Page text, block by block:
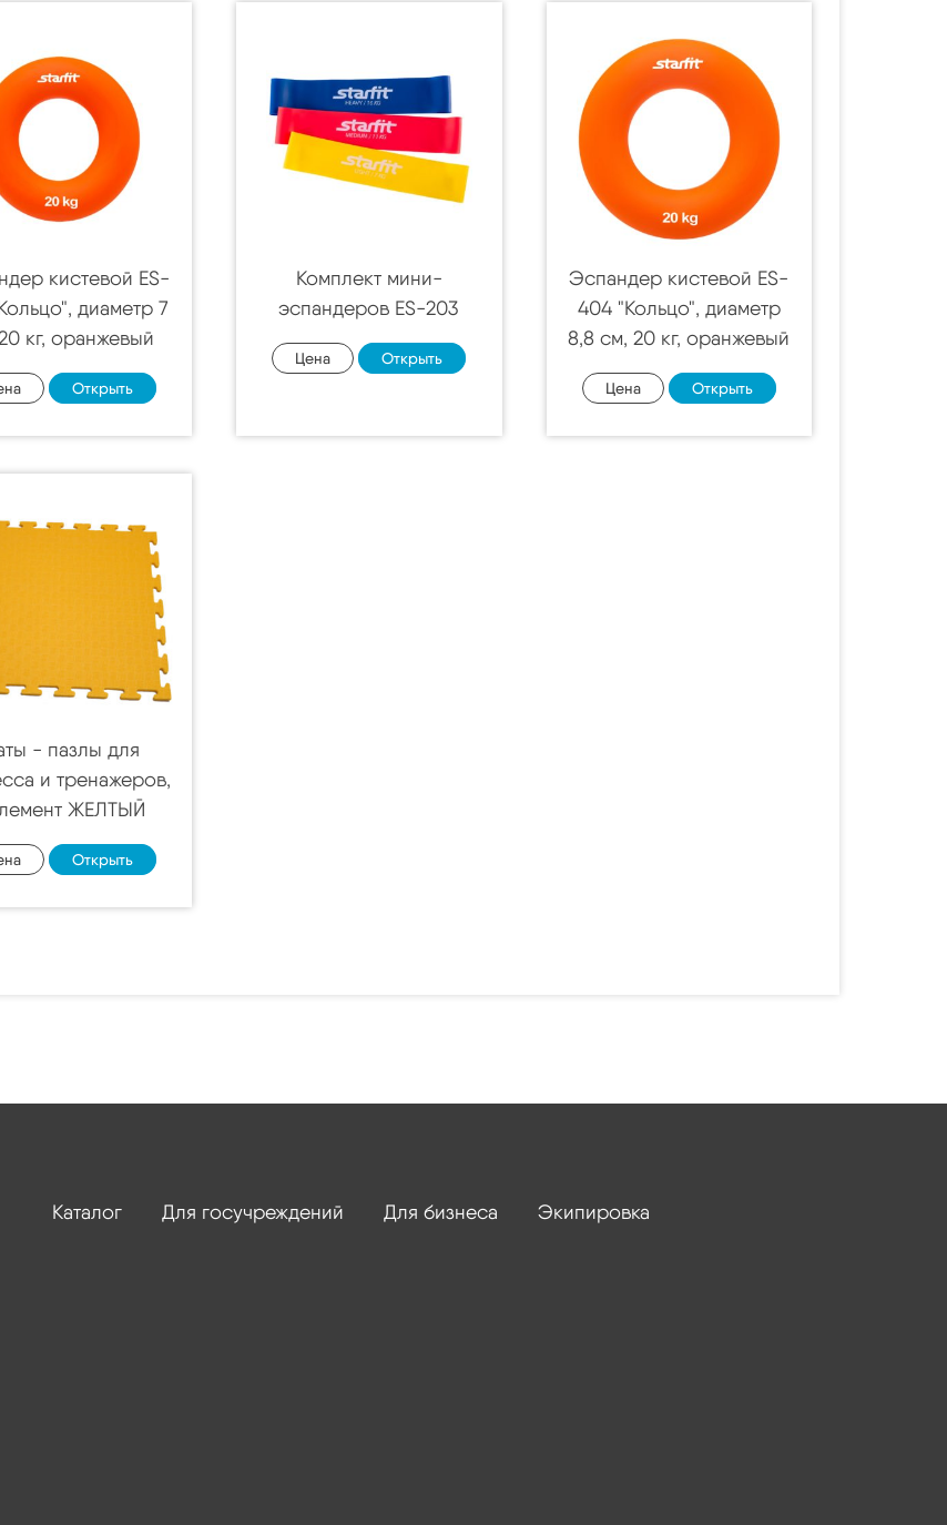
кистевой ES-
диаметр 7
кг, оранжевый
Открыть
Комплект мини-
эспандеров ES-203
Цена Открыть
Эспандер кистевой ES-
404 "Кольцо", диаметр
8,8 см, 20 кг, оранжевый
Цена Открыть
- пазлы для
и тренажеров,
ЖЕЛТЫЙ
Открыть
Каталог Для госучреждений Для бизнеса Экипировка